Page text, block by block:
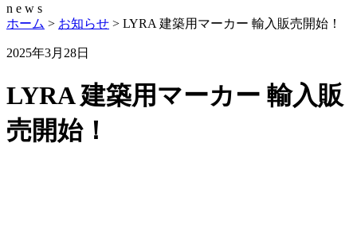
n e w s
ホーム > お知らせ > LYRA 建築用マーカー 輸入販売開始！
2025年3月28日
LYRA 建築用マーカー 輸入販
売開始！